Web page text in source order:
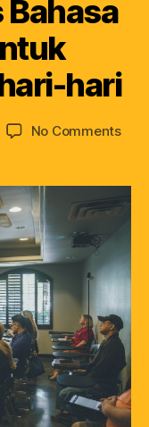
hari
No Comments